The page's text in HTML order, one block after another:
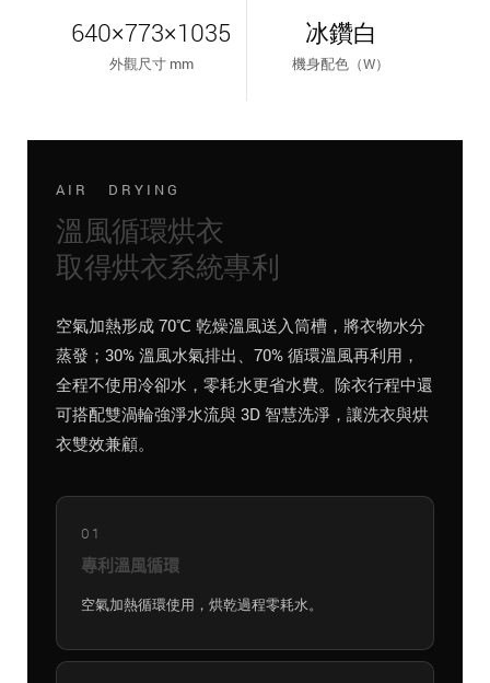
640×773×1035
外觀尺寸 mm
冰鑽白
機身配色（W）
AIR DRYING
溫風循環烘衣
取得烘衣系統專利
空氣加熱形成 70℃ 乾燥溫風送入筒槽，將衣物水分
蒸發；30% 溫風水氣排出、70% 循環溫風再利用，
全程不使用冷卻水，零耗水更省水費。除衣行程中還
可搭配雙渦輪強淨水流與 3D 智慧洗淨，讓洗衣與烘
衣雙效兼顧。
01
專利溫風循環
空氣加熱循環使用，烘乾過程零耗水。